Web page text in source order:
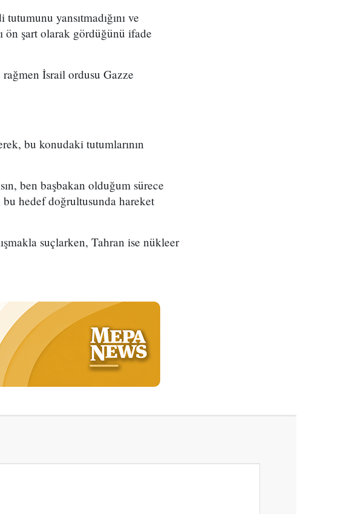
yansıtmadığını ve
ön şart olarak gördüğünü ifade
İsrail ordusu Gazze
bu konudaki tutumlarının
ben başbakan olduğum sürece
hedef doğrultusunda hareket
suçlarken, Tahran ise nükleer